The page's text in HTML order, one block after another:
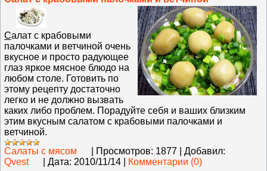
Салат с крабовыми
палочками и ветчиной очень
вкусное и просто радующее
глаз яркое мясное блюдо на
любом столе. Готовить по
этому рецепту достаточно
легко и не должно вызвать
каких либо проблем. Порадуйте себя и ваших близким
этим вкусным салатом с крабовыми палочками и
ветчиной.
Салаты с мясом
Просмотров: 1877
Добавил:
Qvest
Дата: 2010/11/14 Комментарии (0)